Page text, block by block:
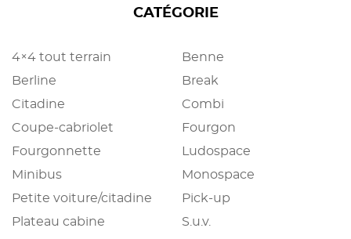
CATÉGORIE
4×4 tout terrain
Benne
Berline
Break
Citadine
Combi
Coupe-cabriolet
Fourgon
Fourgonnette
Ludospace
Minibus
Monospace
Petite voiture/citadine
Pick-up
Plateau cabine
S.u.v.